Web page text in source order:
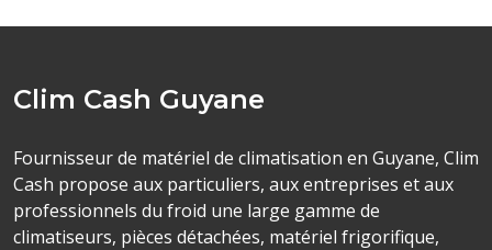
Clim Cash Guyane
Fournisseur de matériel de climatisation en Guyane, Clim
Cash propose aux particuliers, aux entreprises et aux
professionnels du froid une large gamme de
climatiseurs, pièces détachées, matériel frigorifique,